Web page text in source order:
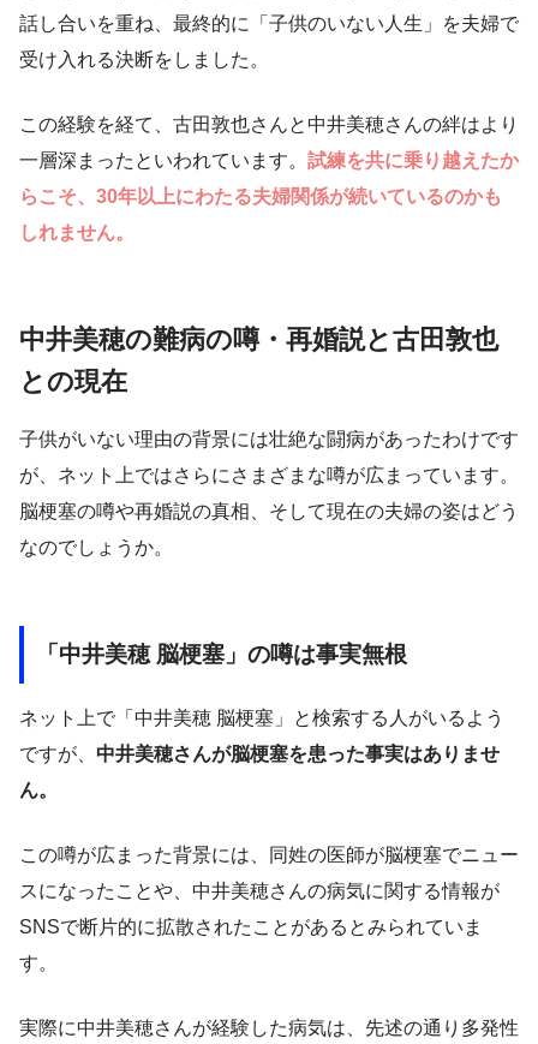
話し合いを重ね、最終的に「子供のいない人生」を夫婦で
受け入れる決断をしました。
この経験を経て、古田敦也さんと中井美穂さんの絆はより
一層深まったといわれています。 試練を共に乗り越えたか
らこそ、30年以上にわたる夫婦関係が続いているのかも
しれません。
中井美穂の難病の噂・再婚説と古田敦也
との現在
子供がいない理由の背景には壮絶な闘病があったわけです
が、ネット上ではさらにさまざまな噂が広まっています。
脳梗塞の噂や再婚説の真相、そして現在の夫婦の姿はどう
なのでしょうか。
「中井美穂 脳梗塞」の噂は事実無根
ネット上で「中井美穂 脳梗塞」と検索する人がいるよう
ですが、 中井美穂さんが脳梗塞を患った事実はありませ
ん。
この噂が広まった背景には、同姓の医師が脳梗塞でニュー
スになったことや、中井美穂さんの病気に関する情報が
SNSで断片的に拡散されたことがあるとみられていま
す。
実際に中井美穂さんが経験した病気は、先述の通り多発性